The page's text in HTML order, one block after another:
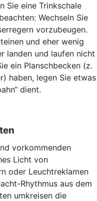
Sie eine Trinkschale
Wechseln Sie
vorzubeugen.
und eher wenig
landen und laufen nicht
ein Planschbecken (z.
haben, legen Sie etwas
dient.
vorkommenden
Licht von
oder Leuchtreklamen
Rhythmus aus dem
umkreisen die